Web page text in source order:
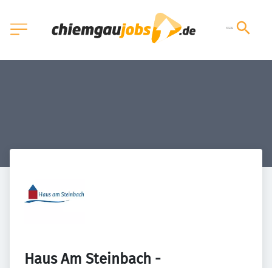
Haus Am Steinbach -